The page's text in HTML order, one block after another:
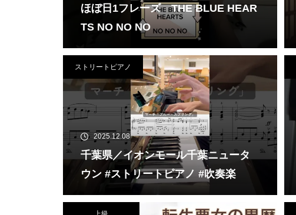
ほぼ日1フレーズ THE BLUE HEAR
TS NO NO NO
ストリートピアノ
2025.12.08
千葉県／イオンモール千葉ニュータ
ウン #ストリートピアノ #吹奏楽